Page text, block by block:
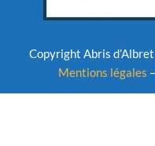
Copyright Abris
Mentions légales –